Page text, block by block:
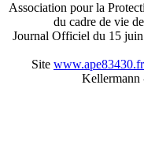
Association pour la
du cadre de vie
Journal Officiel du 15
Site www.ape83430.fr
Kellermann